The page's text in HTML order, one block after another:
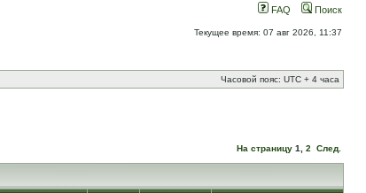
FAQ Поиск
Текущее время: 07 авг 2026, 11:37
Часовой пояс: UTC + 4 часа
На страницу 1 2 След.